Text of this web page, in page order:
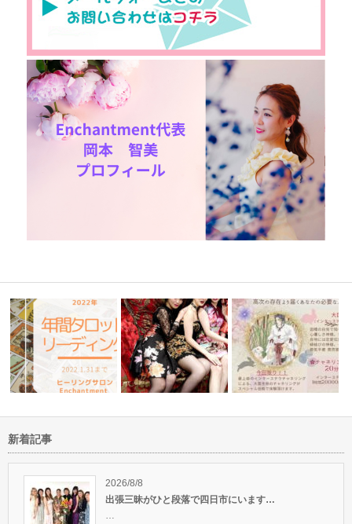
ー1が
ドキドキ自分の2022年をタロ魔法学校2019秋のヒーラーズ
新着記事
2026/8/8
出張三昧がひと段落で四日市にいます…
…